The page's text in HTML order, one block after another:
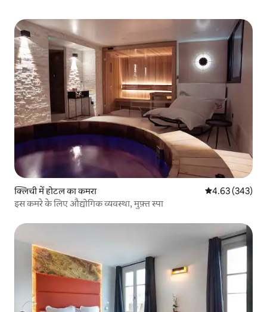
क्लिची में होटल का कमरा औसत रेटिंग 5 में से
4.63 (343)
इस कमरे के लिए औद्योगिक व्यवस्था, मुफ़्त स्पा